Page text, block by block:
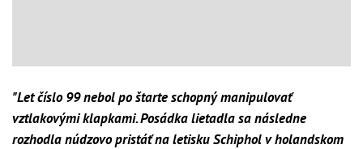
"Let číslo 99 nebol po štarte schopný manipulovať
vztlakovými klapkami. Posádka lietadla sa následne
rozhodla núdzovo pristáť na letisku Schiphol v holandskom